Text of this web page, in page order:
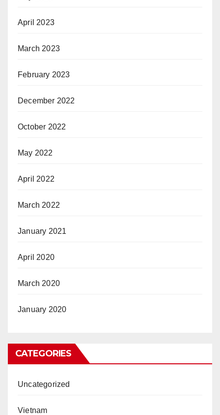
April 2023
March 2023
February 2023
December 2022
October 2022
May 2022
April 2022
March 2022
January 2021
April 2020
March 2020
January 2020
CATEGORIES
Uncategorized
Vietnam